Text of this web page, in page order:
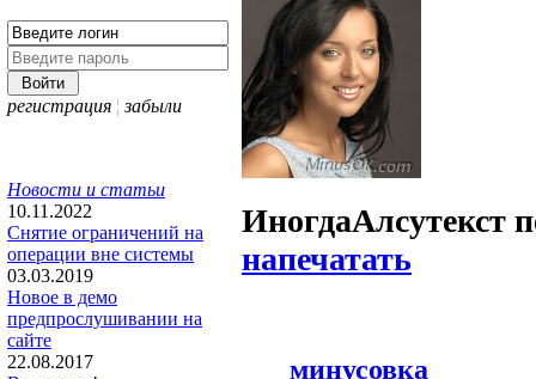
регистрация ¦ забыли
Новости и статьи
10.11.2022
Снятие ограничений на
операции вне системы
03.03.2019
Новое в демо
предпрослушивании на
сайте
22.08.2017
ИногдаАлсутекст
напечатать
минусовка